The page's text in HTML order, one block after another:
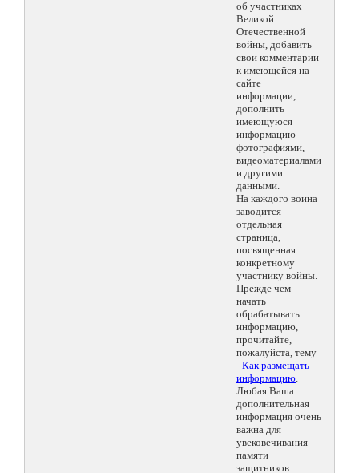
об участниках
Великой
Отечественной
войны, добавить
свои комментарии
к имеющейся на
сайте
информации,
дополнить
имеющуюся
информацию
фотографиями,
видеоматериалами
и другими
данными.
На каждого воина
заводится
отдельная
страница,
посвященная
конкретному
участнику войны.
Прежде чем
начать
обрабатывать
информацию,
прочитайте,
пожалуйста, тему
- Как размещать
информацию.
Любая Ваша
дополнительная
информация очень
важна для
увековечивания
памяти
защитников